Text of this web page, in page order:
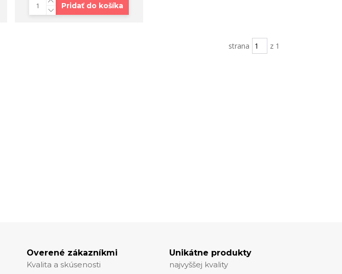
Pridať do košíka
strana z 1
Overené zákazníkmi
Kvalita a skúsenosti
Unikátne produkty
najvyššej kvality